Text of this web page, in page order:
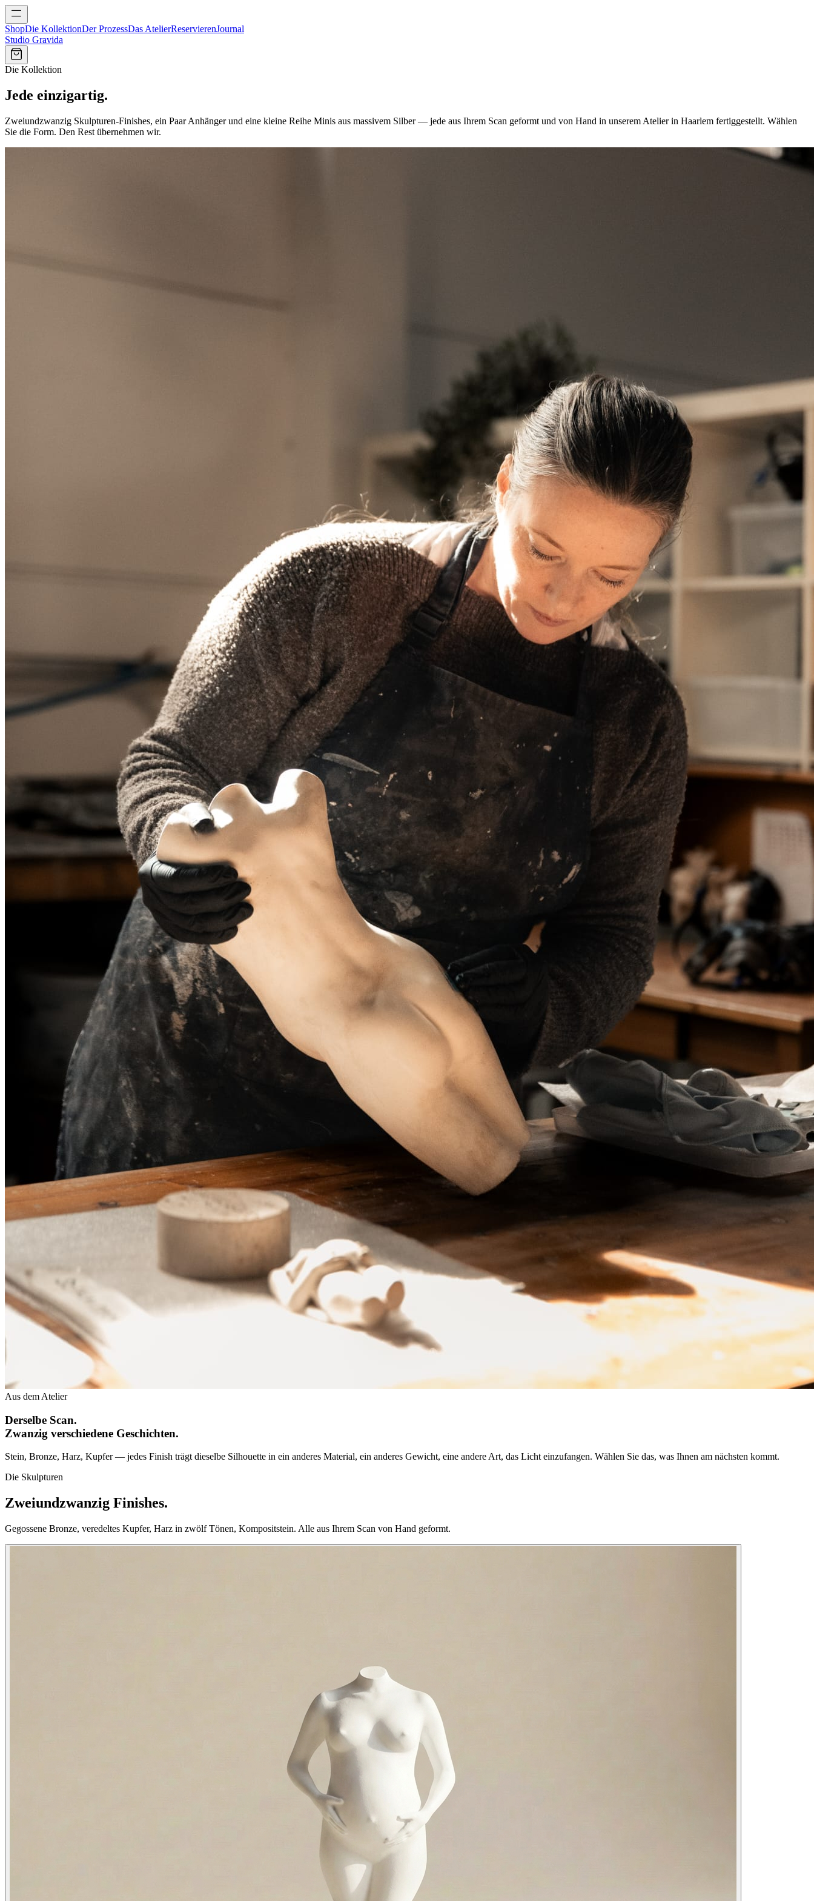
ShopDie KollektionDer ProzessDas AtelierReservierenJournal
Studio Gravida
Die Kollektion
Jede einzigartig.
Zweiundzwanzig Skulpturen-Finishes, ein Paar Anhänger und eine kleine Reihe Minis aus massivem Silber — jede aus Ihrem Scan geformt und von Hand in unserem Atelier in Haarlem fertiggestellt. Wählen
Sie die Form. Den Rest übernehmen wir.
Aus dem Atelier
Derselbe Scan.
Zwanzig verschiedene Geschichten.
Stein, Bronze, Harz, Kupfer — jedes Finish trägt dieselbe Silhouette in ein anderes Material, ein anderes Gewicht, eine andere Art, das Licht einzufangen. Wählen Sie das, was Ihnen am nächsten kommt.
Die Skulpturen
Zweiundzwanzig Finishes.
Gegossene Bronze, veredeltes Kupfer, Harz in zwölf Tönen, Kompositstein. Alle aus Ihrem Scan von Hand geformt.